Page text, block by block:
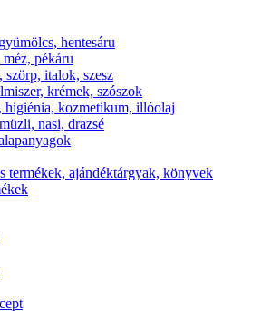
hentesáru
pékáru
szörp, italok, szesz
krémek, szószok
higiénia, kozmetikum, illóolaj
nasi, drazsé
termékek, ajándéktárgyak, könyvek